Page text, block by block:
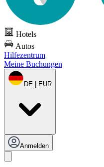
Hotels
Autos
Hilfezentrum
Meine Buchungen
DE | EUR
Anmelden